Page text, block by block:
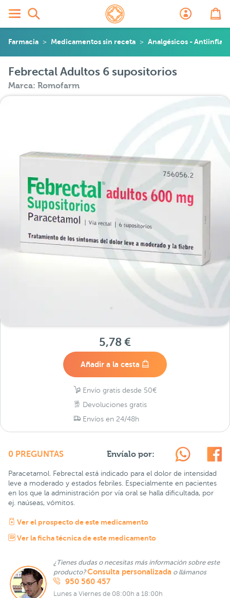
Farmacia Medicamentos sin receta Analgésicos -
Febrectal Adultos 6 supositorios
Marca: Romofarm
5,78 €
Añadir a la cesta
Envío gratis desde 50€
Devoluciones gratis
Envíos en 24/48h
0 PREGUNTAS Envíalo por:
Paracetamol. Febrectal está indicado para el dolor de intensidad
leve a moderado y estados febriles. Especialmente en pacientes
en los que la administración por vía oral se halla dificultada, por
ej. naúseas, vómitos.
Ver el prospecto de este medicamento
Ver la ficha técnica de este medicamento
¿Tienes dudas o necesitas más información sobre este
producto?Consulta personalizada o llámanos
950 560 457
Lunes a Viernes de 08:00h a 18:00h